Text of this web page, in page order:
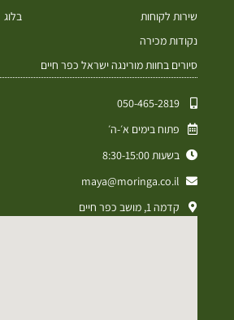
שירות לקוחות
נקודות מכירה
סיורים בחוות מורינגה ישראל כפר חיים
בלוג
050-465-2819⁩
פתוח בימים א׳-ה׳
בשעות 8:30-15:00
maya@moringa.co.il
קדמה 1, מושב כפר חיים